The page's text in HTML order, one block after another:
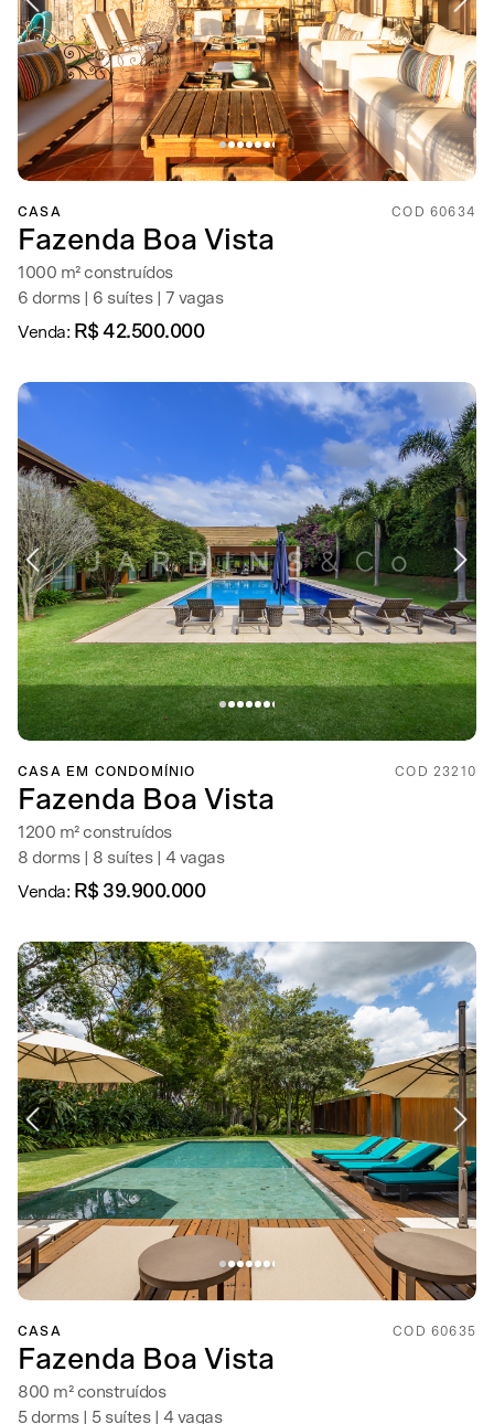
CASA COD 60634
Fazenda Boa Vista
1000 m² construídos
6 dorms | 6 suítes | 7 vagas
Venda: R$ 42.500.000
CASA EM CONDOMÍNIO COD 23210
Fazenda Boa Vista
1200 m² construídos
8 dorms | 8 suítes | 4 vagas
Venda: R$ 39.900.000
CASA COD 60635
Fazenda Boa Vista
800 m² construídos
5 dorms | 5 suítes | 4 vagas